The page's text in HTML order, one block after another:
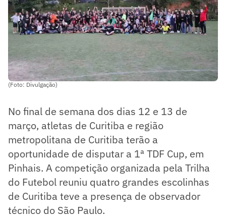
(Foto: Divulgação)
No final de semana dos dias 12 e 13 de
março, atletas de Curitiba e região
metropolitana de Curitiba terão a
oportunidade de disputar a 1ª TDF Cup, em
Pinhais. A competição organizada pela Trilha
do Futebol reuniu quatro grandes escolinhas
de Curitiba teve a presença de observador
técnico do São Paulo.